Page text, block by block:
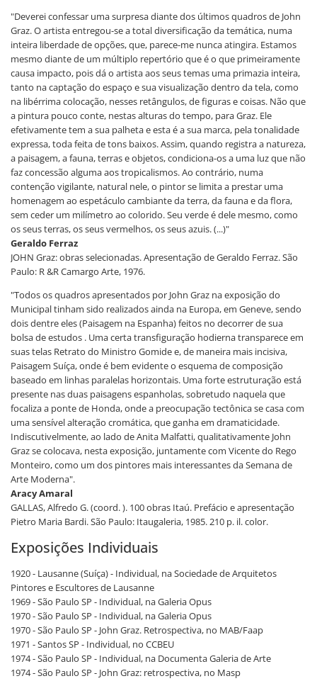
"Deverei confessar uma surpresa diante dos últimos quadros de John
Graz. O artista entregou-se a total diversificação da temática, numa
inteira liberdade de opções, que, parece-me nunca atingira. Estamos
mesmo diante de um múltiplo repertório que é o que primeiramente
causa impacto, pois dá o artista aos seus temas uma primazia inteira,
tanto na captação do espaço e sua visualização dentro da tela, como
na libérrima colocação, nesses retângulos, de figuras e coisas. Não que
a pintura pouco conte, nestas alturas do tempo, para Graz. Ele
efetivamente tem a sua palheta e esta é a sua marca, pela tonalidade
expressa, toda feita de tons baixos. Assim, quando registra a natureza,
a paisagem, a fauna, terras e objetos, condiciona-os a uma luz que não
faz concessão alguma aos tropicalismos. Ao contrário, numa
contenção vigilante, natural nele, o pintor se limita a prestar uma
homenagem ao espetáculo cambiante da terra, da fauna e da flora,
sem ceder um milímetro ao colorido. Seu verde é dele mesmo, como
os seus terras, os seus vermelhos, os seus azuis. (...)"
Geraldo Ferraz
JOHN Graz: obras selecionadas. Apresentação de Geraldo Ferraz. São
Paulo: R &R Camargo Arte, 1976.
"Todos os quadros apresentados por John Graz na exposição do
Municipal tinham sido realizados ainda na Europa, em Geneve, sendo
dois dentre eles (Paisagem na Espanha) feitos no decorrer de sua
bolsa de estudos . Uma certa transfiguração hodierna transparece em
suas telas Retrato do Ministro Gomide e, de maneira mais incisiva,
Paisagem Suíça, onde é bem evidente o esquema de composição
baseado em linhas paralelas horizontais. Uma forte estruturação está
presente nas duas paisagens espanholas, sobretudo naquela que
focaliza a ponte de Honda, onde a preocupação tectônica se casa com
uma sensível alteração cromática, que ganha em dramaticidade.
Indiscutivelmente, ao lado de Anita Malfatti, qualitativamente John
Graz se colocava, nesta exposição, juntamente com Vicente do Rego
Monteiro, como um dos pintores mais interessantes da Semana de
Arte Moderna".
Aracy Amaral
GALLAS, Alfredo G. (coord. ). 100 obras Itaú. Prefácio e apresentação
Pietro Maria Bardi. São Paulo: Itaugaleria, 1985. 210 p. il. color.
Exposições Individuais
1920 - Lausanne (Suíça) - Individual, na Sociedade de Arquitetos
Pintores e Escultores de Lausanne
1969 - São Paulo SP - Individual, na Galeria Opus
1970 - São Paulo SP - Individual, na Galeria Opus
1970 - São Paulo SP - John Graz. Retrospectiva, no MAB/Faap
1971 - Santos SP - Individual, no CCBEU
1974 - São Paulo SP - Individual, na Documenta Galeria de Arte
1974 - São Paulo SP - John Graz: retrospectiva, no Masp